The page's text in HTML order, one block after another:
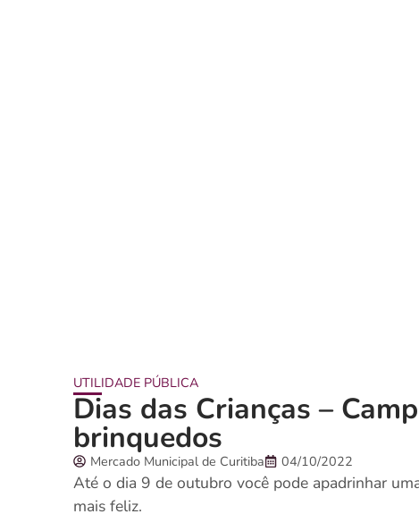
UTILIDADE PÚBLICA
Dias das Crianças –
brinquedos
Mercado Municipal de Curitiba 04/10/2022
Até o dia 9 de outubro você pode apadrinhar
mais feliz.